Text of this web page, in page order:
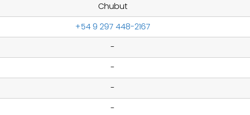
Chubut
+54 9 297 448-2167
-
-
-
-